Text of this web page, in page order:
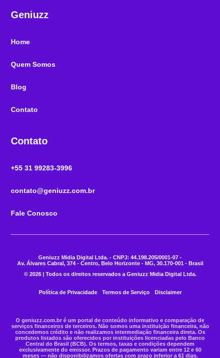
Geniuzz
Home
Quem Somos
Blog
Contato
Contato
+55 31 99283-3996
contato@geniuzz.com.br
Fale Conosco
Geniuzz Midia Digital Ltda. - CNPJ: 44.198.205/0001-07 -
Av. Álvares Cabral, 374 - Centro, Belo Horizonte - MG, 30.170-001 - Brasil
© 2026 | Todos os direitos reservados a Geniuzz Midia Digital Ltda.
Política de Privacidade Termos de Serviço Disclaimer
O geniuzz.com.br é um portal de conteúdo informativo e comparação de
serviços financeiros de terceiros. Não somos uma instituição financeira, não
concedemos crédito e não realizamos intermediação financeira direta. Os
produtos listados são oferecidos por instituições licenciadas pelo Banco
Central do Brasil (BCB). Os termos, taxas e condições dependem
exclusivamente do emissor. Prazos de pagamento variam entre 12 e 60
meses — não disponibilizamos ofertas com prazo inferior a 61 dias.